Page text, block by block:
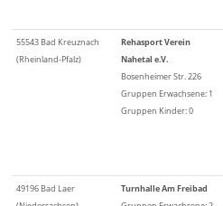
55543 Bad Kreuznach
(Rheinland-Pfalz)
Rehasport Verein
Nahetal e.V.
Bosenheimer Str. 226
Gruppen Erwachsene: 1
Gruppen Kinder: 0
49196 Bad Laer
Turnhalle Am Freibad